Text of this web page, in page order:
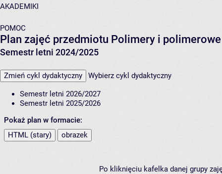
AKADEMIKI
POMOC
Plan zajęć przedmiotu Polimery i
Semestr letni 2024/2025
Zmień cykl dydaktyczny Wybierz cykl dydaktyczny
Semestr letni 2026/2027
Semestr letni 2025/2026
Pokaż plan w formacie:
HTML (stary)
obrazek
Po kliknięciu kafelka danej grupy